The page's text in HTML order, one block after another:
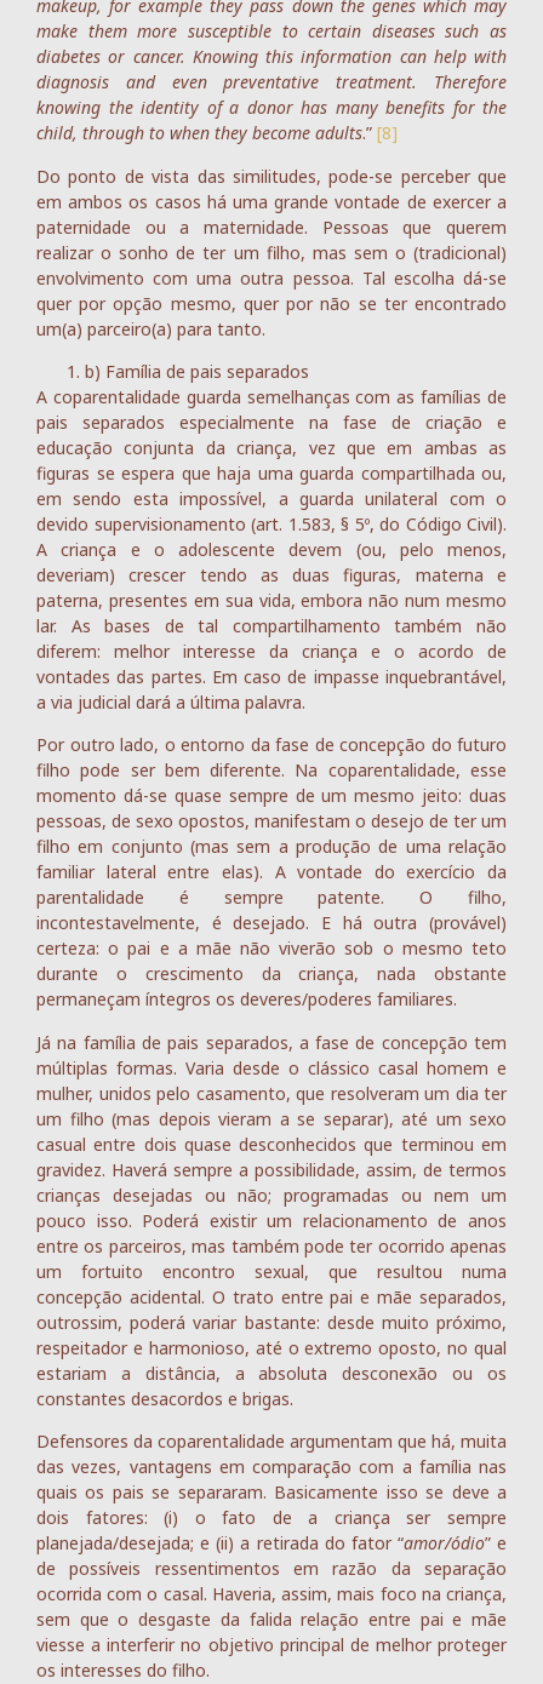
makeup, for example they pass down the genes which may
make them more susceptible to certain diseases such as
diabetes or cancer. Knowing this information can help with
diagnosis and even preventative treatment. Therefore
knowing the identity of a donor has many benefits for the
child, through to when they become adults.” [8]
Do ponto de vista das similitudes, pode-se perceber que
em ambos os casos há uma grande vontade de exercer a
paternidade ou a maternidade. Pessoas que querem
realizar o sonho de ter um filho, mas sem o (tradicional)
envolvimento com uma outra pessoa. Tal escolha dá-se
quer por opção mesmo, quer por não se ter encontrado
um(a) parceiro(a) para tanto.
b) Família de pais separados
A coparentalidade guarda semelhanças com as famílias de
pais separados especialmente na fase de criação e
educação conjunta da criança, vez que em ambas as
figuras se espera que haja uma guarda compartilhada ou,
em sendo esta impossível, a guarda unilateral com o
devido supervisionamento (art. 1.583, § 5º, do Código Civil).
A criança e o adolescente devem (ou, pelo menos,
deveriam) crescer tendo as duas figuras, materna e
paterna, presentes em sua vida, embora não num mesmo
lar. As bases de tal compartilhamento também não
diferem: melhor interesse da criança e o acordo de
vontades das partes. Em caso de impasse inquebrantável,
a via judicial dará a última palavra.
Por outro lado, o entorno da fase de concepção do futuro
filho pode ser bem diferente. Na coparentalidade, esse
momento dá-se quase sempre de um mesmo jeito: duas
pessoas, de sexo opostos, manifestam o desejo de ter um
filho em conjunto (mas sem a produção de uma relação
familiar lateral entre elas). A vontade do exercício da
parentalidade é sempre patente. O filho,
incontestavelmente, é desejado. E há outra (provável)
certeza: o pai e a mãe não viverão sob o mesmo teto
durante o crescimento da criança, nada obstante
permaneçam íntegros os deveres/poderes familiares.
Já na família de pais separados, a fase de concepção tem
múltiplas formas. Varia desde o clássico casal homem e
mulher, unidos pelo casamento, que resolveram um dia ter
um filho (mas depois vieram a se separar), até um sexo
casual entre dois quase desconhecidos que terminou em
gravidez. Haverá sempre a possibilidade, assim, de termos
crianças desejadas ou não; programadas ou nem um
pouco isso. Poderá existir um relacionamento de anos
entre os parceiros, mas também pode ter ocorrido apenas
um fortuito encontro sexual, que resultou numa
concepção acidental. O trato entre pai e mãe separados,
outrossim, poderá variar bastante: desde muito próximo,
respeitador e harmonioso, até o extremo oposto, no qual
estariam a distância, a absoluta desconexão ou os
constantes desacordos e brigas.
Defensores da coparentalidade argumentam que há, muita
das vezes, vantagens em comparação com a família nas
quais os pais se separaram. Basicamente isso se deve a
dois fatores: (i) o fato de a criança ser sempre
planejada/desejada; e (ii) a retirada do fator “amor/ódio” e
de possíveis ressentimentos em razão da separação
ocorrida com o casal. Haveria, assim, mais foco na criança,
sem que o desgaste da falida relação entre pai e mãe
viesse a interferir no objetivo principal de melhor proteger
os interesses do filho.